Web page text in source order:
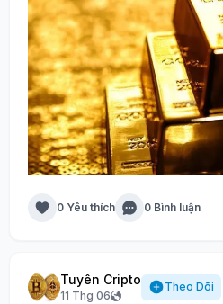
0 Yêu thích 0 Bình luận
Tuyên Cripto
11 Thg 06
Theo Dõi